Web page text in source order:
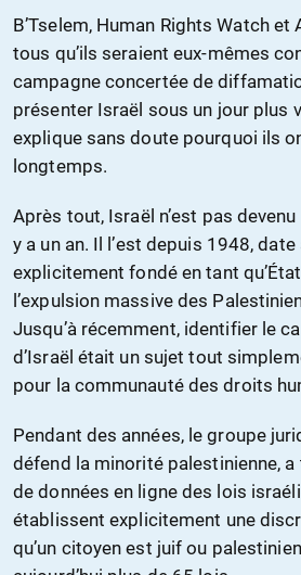
B’Tselem, Human Rights Watch
tous qu’ils seraient eux-mêmes
campagne concertée de
présenter Israël sous un jour plus
explique sans doute pourquoi ils
longtemps.
Après tout, Israël n’est pas devenu
y a un an. Il l’est depuis 1948,
explicitement fondé en tant
l’expulsion massive des
Jusqu’à récemment, identifier le
d’Israël était un sujet tout
pour la communauté des droits
Pendant des années, le groupe
défend la minorité palestinienne, a
de données en ligne des lois
établissent explicitement une
qu’un citoyen est juif ou